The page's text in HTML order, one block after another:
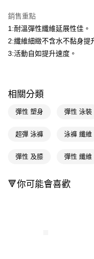
Google Pay
AFTEE先享後付
相關說明
【關於「AFTEE先享後付」】
２．便利：只要手機號碼，簡
３．安心：先確認商品／服務
【「AFTEE先享後付」結帳流
結帳頁面，進行簡訊認證並確
３．收到繳費通知簡訊後14天
ATM／網路銀行／等多元方式
購買商品的店家。未經商家同
後付繳納相關費用。
每筆NT$100，滿NT$590(
宅配(離島廠商直送🚚)
銷售重點
1:耐溫彈性纖維延展性佳。
2:纖維細緻不含水不黏身提
3:活動自如提升速度。
相關分類
彈性 塑身 彈性 泳裝
超彈 泳褲 泳褲 纖維
彈性 及膝 彈性 纖維
🔻你可能會喜歡